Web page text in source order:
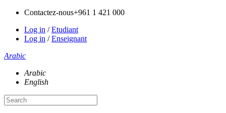
Contactez-nous+961 1 421 000
Log in /Etudiant
Log in /Enseignant
Arabic
Arabic
English